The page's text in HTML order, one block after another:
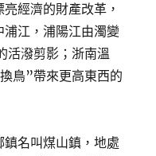
經濟的財產改革，
江，浦陽江由濁變
活潑剪影；浙南溫
鳥”帶來更高東西的
名叫煤山鎮，地處